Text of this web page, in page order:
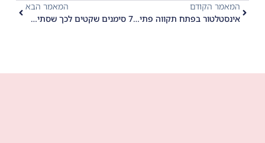
המאמר הקודם
אינסטלטור בפתח תקווה פתיחת סתימות ביוב
המאמר הבא
7 סימנים שקטים לכך שסתימת ביוב חמורה מתפתחת לכם מתחת לבלטות